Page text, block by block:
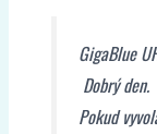
GigaBlue
Dobrý den.
Pokud